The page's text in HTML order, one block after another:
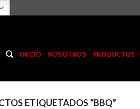
INICIO NOSOTROS PRODUCTOS
ETIQUETADOS “BBQ”